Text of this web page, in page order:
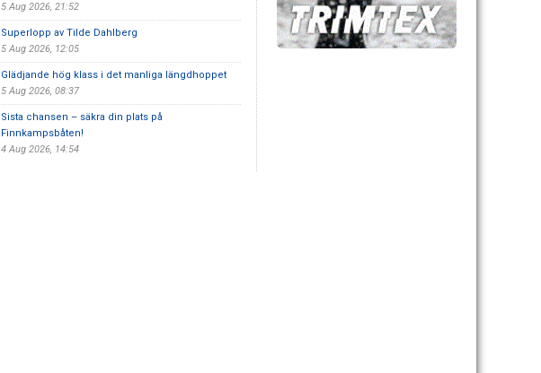
5 Aug 2026, 21:52
Superlopp av Tilde Dahlberg
5 Aug 2026, 12:05
Glädjande hög klass i det manliga längdhoppet
5 Aug 2026, 08:37
Sista chansen – säkra din plats på
Finnkampsbåten!
4 Aug 2026, 14:54